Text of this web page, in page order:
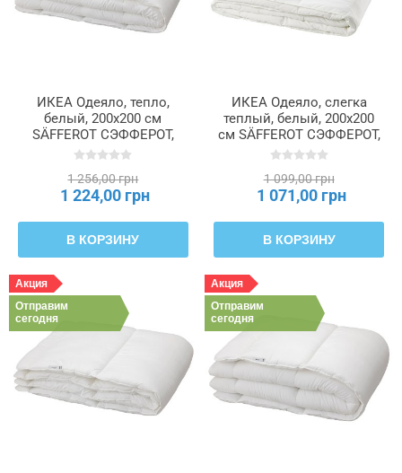
ИКЕА Одеяло, тепло,
белый, 200x200 см
SÄFFEROT СЭФФЕРОТ,
205.657.19
1 256,00 грн
1 224,00 грн
В КОРЗИНУ
ИКЕА Одеяло, слегка
теплый, белый, 200x200
см SÄFFEROT СЭФФЕРОТ,
904.570.66
1 099,00 грн
1 071,00 грн
В КОРЗИНУ
Акция
Отправим
сегодня
Акция
Отправим
сегодня